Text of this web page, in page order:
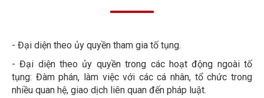
- Đại diện theo ủy quyền tham gia tố tụng.
- Đại diện theo ủy quyền trong các hoạt động ngoài tố
tụng: Đàm phán, làm việc với các cá nhân, tổ chức trong
nhiều quan hệ, giao dịch liên quan đến pháp luật.